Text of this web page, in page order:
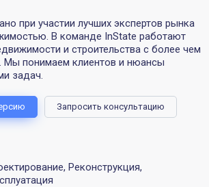
при участии лучших экспертов рынка
В команде InState работают
и строительства с более чем
Мы понимаем клиентов и нюансы
задач.
Запросить консультацию
Реконструкция,